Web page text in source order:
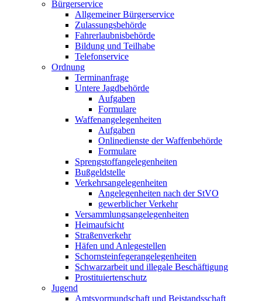
Bürgerservice
Allgemeiner Bürgerservice
Zulassungsbehörde
Fahrerlaubnisbehörde
Bildung und Teilhabe
Telefonservice
Ordnung
Terminanfrage
Untere Jagdbehörde
Aufgaben
Formulare
Waffenangelegenheiten
Aufgaben
Onlinedienste der Waffenbehörde
Formulare
Sprengstoff­angelegenheiten
Bußgeldstelle
Verkehrsangelegenheiten
Angelegenheiten nach der StVO
gewerblicher Verkehr
Versammlungs­angelegenheiten
Heimaufsicht
Straßenverkehr
Häfen und Anlegestellen
Schornsteinfeger­angelegenheiten
Schwarzarbeit und illegale Beschäftigung
Prostituiertenschutz
Jugend
Amtsvormundschaft und Beistandsschaft